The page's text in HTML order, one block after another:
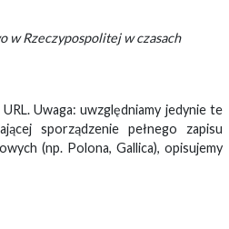
w Rzeczypospolitej w czasach
Uwaga: uwzględniamy jedynie te
sporządzenie pełnego zapisu
(np. Polona, Gallica), opisujemy